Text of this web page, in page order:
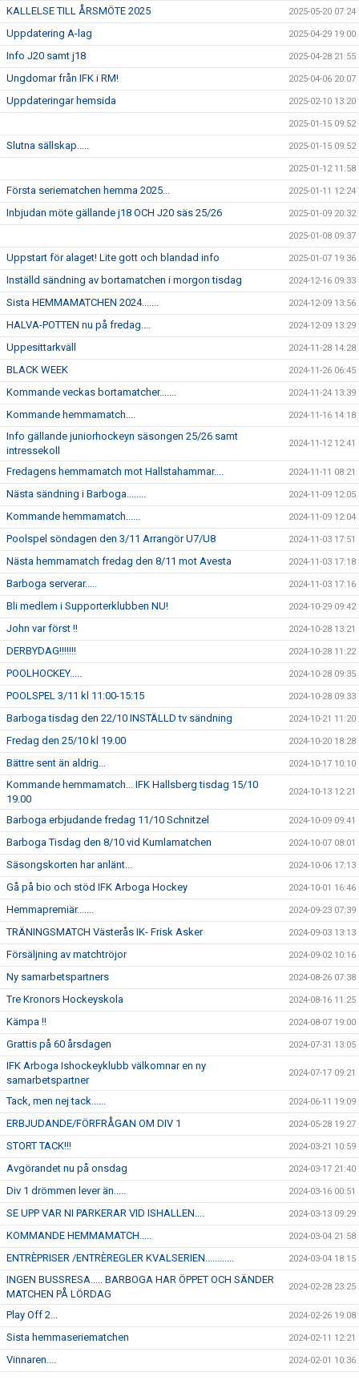
KALLELSE TILL ÅRSMÖTE 2025 2025-05-20 07:24
Uppdatering A-lag 2025-04-29 19:00
Info J20 samt j18 2025-04-28 21:55
Ungdomar från IFK i RM! 2025-04-06 20:07
Uppdateringar hemsida 2025-02-10 13:20
2025-01-15 09:52
Slutna sällskap..... 2025-01-15 09:52
2025-01-12 11:58
Första seriematchen hemma 2025... 2025-01-11 12:24
Inbjudan möte gällande j18 OCH J20 säs 25/26 2025-01-09 20:32
2025-01-08 09:37
Uppstart för alaget! Lite gott och blandad info 2025-01-07 19:36
Inställd sändning av bortamatchen i morgon tisdag 2024-12-16 09:33
Sista HEMMAMATCHEN 2024....... 2024-12-09 13:56
HALVA-POTTEN nu på fredag.... 2024-12-09 13:29
Uppesittarkväll 2024-11-28 14:28
BLACK WEEK 2024-11-26 06:45
Kommande veckas bortamatcher....... 2024-11-24 13:39
Kommande hemmamatch.... 2024-11-16 14:18
Info gällande juniorhockeyn säsongen 25/26 samt
intressekoll
2024-11-12 12:41
Fredagens hemmamatch mot Hallstahammar.... 2024-11-11 08:21
Nästa sändning i Barboga........ 2024-11-09 12:05
Kommande hemmamatch...... 2024-11-09 12:04
Poolspel söndagen den 3/11 Arrangör U7/U8 2024-11-03 17:51
Nästa hemmamatch fredag den 8/11 mot Avesta 2024-11-03 17:18
Barboga serverar..... 2024-11-03 17:16
Bli medlem i Supporterklubben NU! 2024-10-29 09:42
John var först !! 2024-10-28 13:21
DERBYDAG!!!!!!! 2024-10-28 11:22
POOLHOCKEY..... 2024-10-28 09:35
POOLSPEL 3/11 kl 11:00-15:15 2024-10-28 09:33
Barboga tisdag den 22/10 INSTÄLLD tv sändning 2024-10-21 11:20
Fredag den 25/10 kl 19.00 2024-10-20 18:28
Bättre sent än aldrig... 2024-10-17 10:10
Kommande hemmamatch... IFK Hallsberg tisdag 15/10
19.00
2024-10-13 12:21
Barboga erbjudande fredag 11/10 Schnitzel 2024-10-09 09:41
Barboga Tisdag den 8/10 vid Kumlamatchen 2024-10-07 08:01
Säsongskorten har anlänt... 2024-10-06 17:13
Gå på bio och stöd IFK Arboga Hockey 2024-10-01 16:46
Hemmapremiär....... 2024-09-23 07:39
TRÄNINGSMATCH Västerås IK- Frisk Asker 2024-09-03 13:13
Försäljning av matchtröjor 2024-09-02 10:16
Ny samarbetspartners 2024-08-26 07:38
Tre Kronors Hockeyskola 2024-08-16 11:25
Kämpa !! 2024-08-07 19:00
Grattis på 60 årsdagen 2024-07-31 13:05
IFK Arboga Ishockeyklubb välkomnar en ny
samarbetspartner
2024-07-17 09:21
Tack, men nej tack...... 2024-06-11 19:09
ERBJUDANDE/FÖRFRÅGAN OM DIV 1 2024-05-28 19:27
STORT TACK!!! 2024-03-21 10:59
Avgörandet nu på onsdag 2024-03-17 21:40
Div 1 drömmen lever än..... 2024-03-16 00:51
SE UPP VAR NI PARKERAR VID ISHALLEN.... 2024-03-13 09:29
KOMMANDE HEMMAMATCH..... 2024-03-04 21:58
ENTRÈPRISER /ENTRÈREGLER KVALSERIEN............ 2024-03-04 18:15
INGEN BUSSRESA..... BARBOGA HAR ÖPPET OCH SÄNDER
MATCHEN PÅ LÖRDAG
2024-02-28 23:25
Play Off 2... 2024-02-26 19:08
Sista hemmaseriematchen 2024-02-11 12:21
Vinnaren.... 2024-02-01 10:36